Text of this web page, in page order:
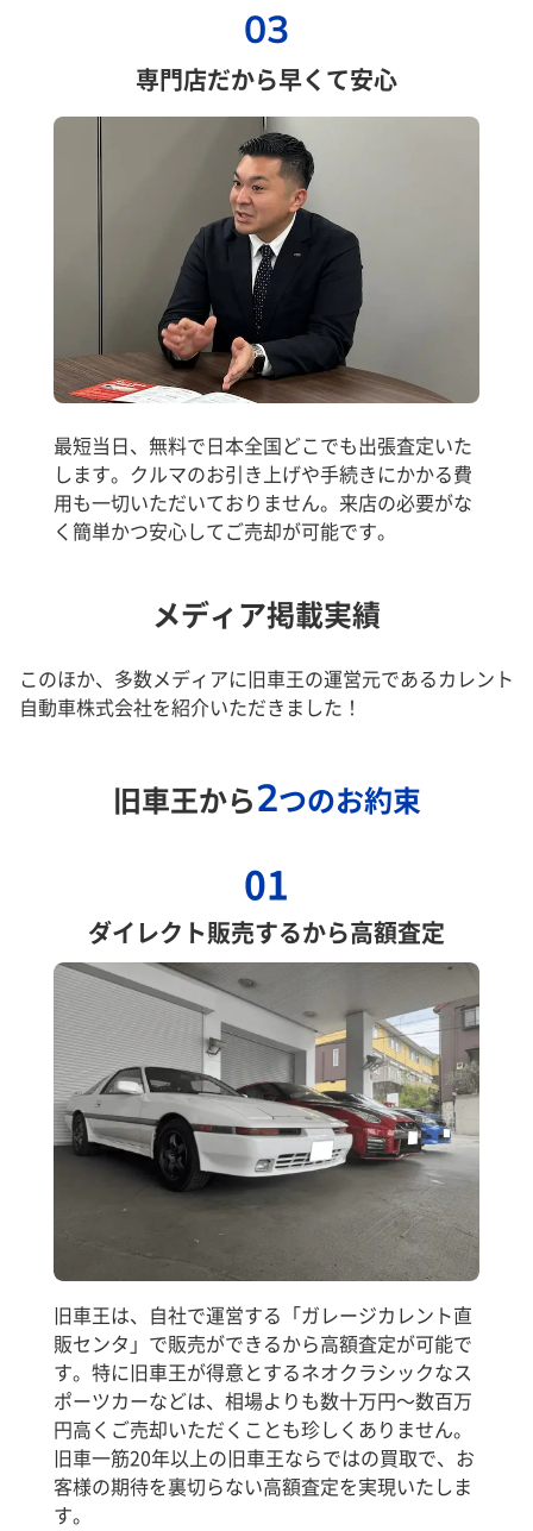
03
専門店だから早くて安心
最短当日、無料で日本全国どこでも出張査定いた
します。クルマのお引き上げや手続きにかかる費
用も一切いただいておりません。来店の必要がな
く簡単かつ安心してご売却が可能です。
メディア掲載実績
このほか、多数メディアに旧車王の運営元であるカレント
自動車株式会社を紹介いただきました！
旧車王から2つのお約束
01
ダイレクト販売するから高額査定
旧車王は、自社で運営する「ガレージカレント直
販センタ」で販売ができるから高額査定が可能で
す。特に旧車王が得意とするネオクラシックなス
ポーツカーなどは、相場よりも数十万円～数百万
円高くご売却いただくことも珍しくありません。
旧車一筋20年以上の旧車王ならではの買取で、お
客様の期待を裏切らない高額査定を実現いたしま
す。